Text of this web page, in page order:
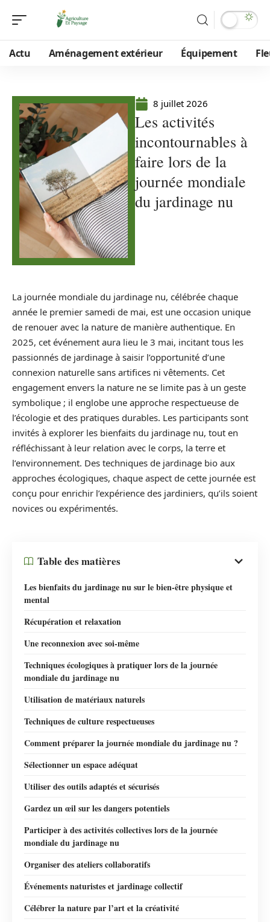
Actu Aménagement extérieur Équipement
8 juillet 2026
Les activités
incontournables à
faire lors de la
journée mondiale
du jardinage nu
La journée mondiale du jardinage nu, célébrée chaque
année le premier samedi de mai, est une occasion unique
de renouer avec la nature de manière authentique. En
2025, cet événement aura lieu le 3 mai, incitant tous les
passionnés de jardinage à saisir l’opportunité d’une
connexion naturelle sans artifices ni vêtements. Cet
engagement envers la nature ne se limite pas à un geste
symbolique ; il englobe une approche respectueuse de
l’écologie et des pratiques durables. Les participants sont
invités à explorer les bienfaits du jardinage nu, tout en
réfléchissant à leur relation avec le corps, la terre et
l’environnement. Des techniques de jardinage bio aux
approches écologiques, chaque aspect de cette journée est
conçu pour enrichir l’expérience des jardiniers, qu’ils soient
novices ou expérimentés.
Table des matières
Les bienfaits du jardinage nu sur le bien-être physique et
mental
Récupération et relaxation
Une reconnexion avec soi-même
Techniques écologiques à pratiquer lors de la journée
mondiale du jardinage nu
Utilisation de matériaux naturels
Techniques de culture respectueuses
Comment préparer la journée mondiale du jardinage nu ?
Sélectionner un espace adéquat
Utiliser des outils adaptés et sécurisés
Gardez un œil sur les dangers potentiels
Participer à des activités collectives lors de la journée
mondiale du jardinage nu
Organiser des ateliers collaboratifs
Événements naturistes et jardinage collectif
Célébrer la nature par l’art et la créativité